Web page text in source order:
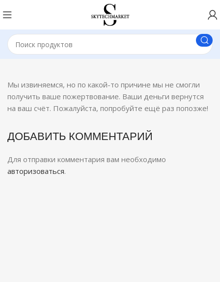
Мы извиняемся, но по какой-то причине мы не смогли
получить ваше пожертвование. Ваши деньги вернутся
на ваш счёт. Пожалуйста, попробуйте ещё раз попозже!
ДОБАВИТЬ КОММЕНТАРИЙ
Для отправки комментария вам необходимо
авторизоваться.